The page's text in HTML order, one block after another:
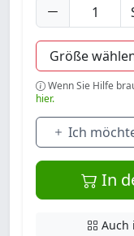
Wenn Sie Hilfe
hier.
Ich
In
Auch